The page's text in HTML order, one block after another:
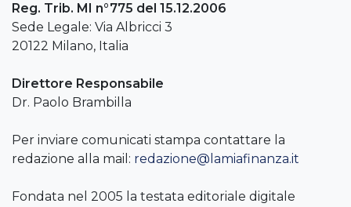
Reg. Trib. MI n°775 del 15.12.2006
Sede Legale: Via Albricci 3
20122 Milano, Italia
Direttore Responsabile
Dr. Paolo Brambilla
Per inviare comunicati stampa contattare la
redazione alla mail: redazione@lamiafinanza.it
Fondata nel 2005 la testata editoriale digitale